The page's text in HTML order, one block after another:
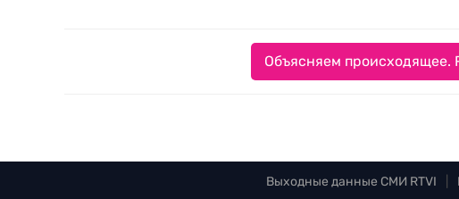
Объясняем происходящее.
Выходные данные СМИ RTVI